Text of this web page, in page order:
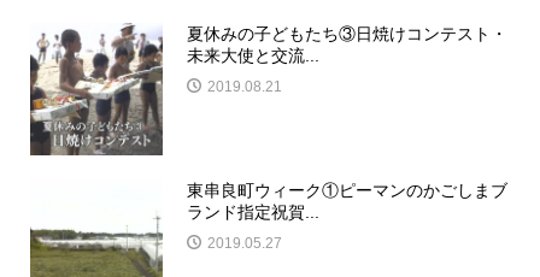
夏休みの子どもたち③日焼けコンテスト・
未来大使と交流...
2019.08.21
東串良町ウィーク①ピーマンのかごしまブ
ランド指定祝賀...
2019.05.27